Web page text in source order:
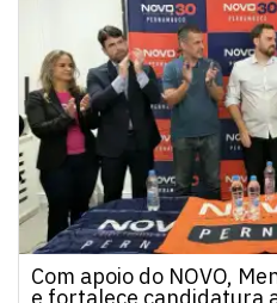
Com apoio do NOVO,